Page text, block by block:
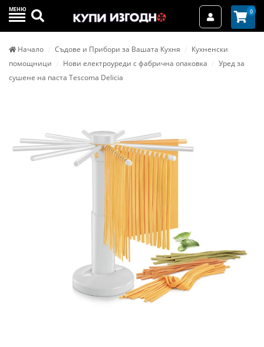
МЕНЮ Търси Вход / 0
Начало Съдове и Прибори за Вашата Кухня
Кухненски
помощници
Нови електроуреди с фабрична опаковка
Уред за
сушене на паста Tescoma Delicia